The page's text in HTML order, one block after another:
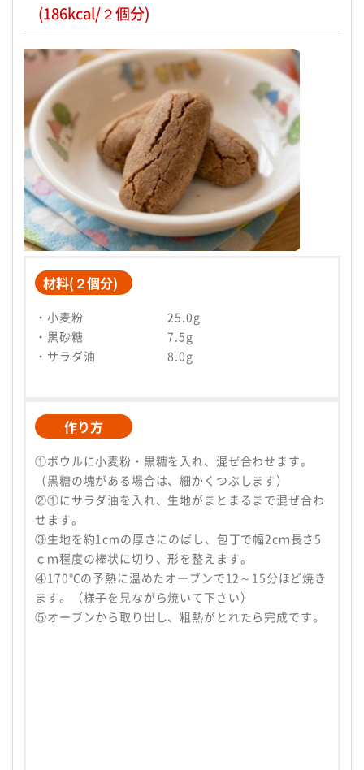
(186kcal/２個分)
材料(２個分)
・小麦粉 25.0g
・黒砂糖 7.5g
・サラダ油 8.0g
作り方
①ボウルに小麦粉・黒糖を入れ、混ぜ合わせます。
（黒糖の塊がある場合は、細かくつぶします）
②①にサラダ油を入れ、生地がまとまるまで混ぜ合わ
せます。
③生地を約1cmの厚さにのばし、包丁で幅2cｍ長さ5
ｃｍ程度の棒状に切り、形を整えます。
④170℃の予熱に温めたオーブンで12～15分ほど焼き
ます。（様子を見ながら焼いて下さい）
⑤オーブンから取り出し、粗熱がとれたら完成です。